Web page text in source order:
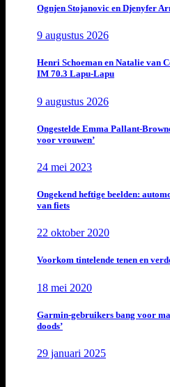
Ognjen Stojanovic en Djenyfer
9 augustus 2026
Henri Schoeman en Natalie van
IM 70.3 Lapu-Lapu
9 augustus 2026
Ongestelde Emma Pallant-
voor vrouwen’
24 mei 2023
Ongekend heftige beelden:
van fiets
22 oktober 2020
Voorkom tintelende tenen en
18 mei 2020
Garmin-gebruikers bang voor
doods’
29 januari 2025